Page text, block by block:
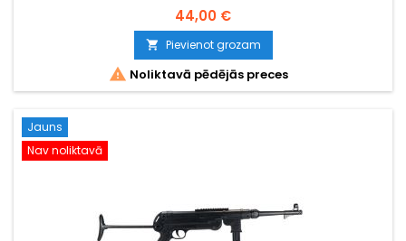
44,00 €
 Pievienot grozam
 Noliktavā pēdējās preces
Jauns
Nav noliktavā